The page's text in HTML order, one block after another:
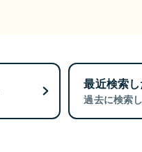
最近検索
過去に検索